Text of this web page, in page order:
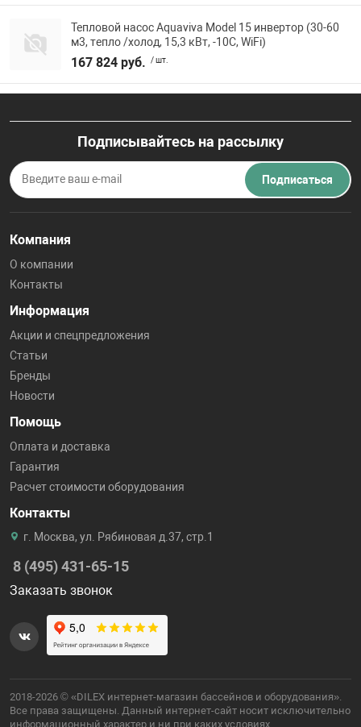
Тепловой насос Aquaviva Model 15 инвертор (30-60
м3, тепло /холод, 15,3 кВт, -10С, WiFi)
167 824 руб. / шт.
Подписывайтесь на рассылку
Подписаться
Компания
О компании
Контакты
Информация
Акции и спецпредложения
Статьи
Бренды
Новости
Помощь
Оплата и доставка
Гарантия
Расчет стоимости оборудования
Контакты
г. Москва, ул. Рябиновая д.37, стр.1
8 (495) 431-65-15
Заказать звонок
2018-2026 © «DILEX интернет-магазин бассейнов и оборудования».
Все права защищены. Данный интернет-сайт носит исключительно
информационный характер и ни при каких условиях